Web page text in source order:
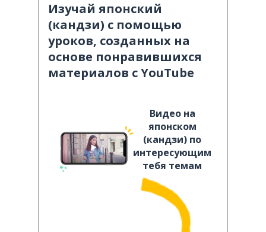
Изучай японский
(кандзи) с помощью
уроков, созданных на
основе понравившихся
материалов с YouTube
Видео на
японском
(кандзи) по
интересующим
тебя темам